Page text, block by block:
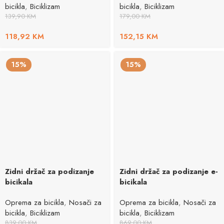
bicikla, Biciklizam
139,90KM
118,92 KM
bicikla, Biciklizam
179,00KM
152,15 KM
15%
Zidni držač za podizanje
bicikala
Oprema za bicikla, Nosači za
bicikla, Biciklizam
15%
Zidni držač za podizanje e-
bicikala
Oprema za bicikla, Nosači za
bicikla, Biciklizam